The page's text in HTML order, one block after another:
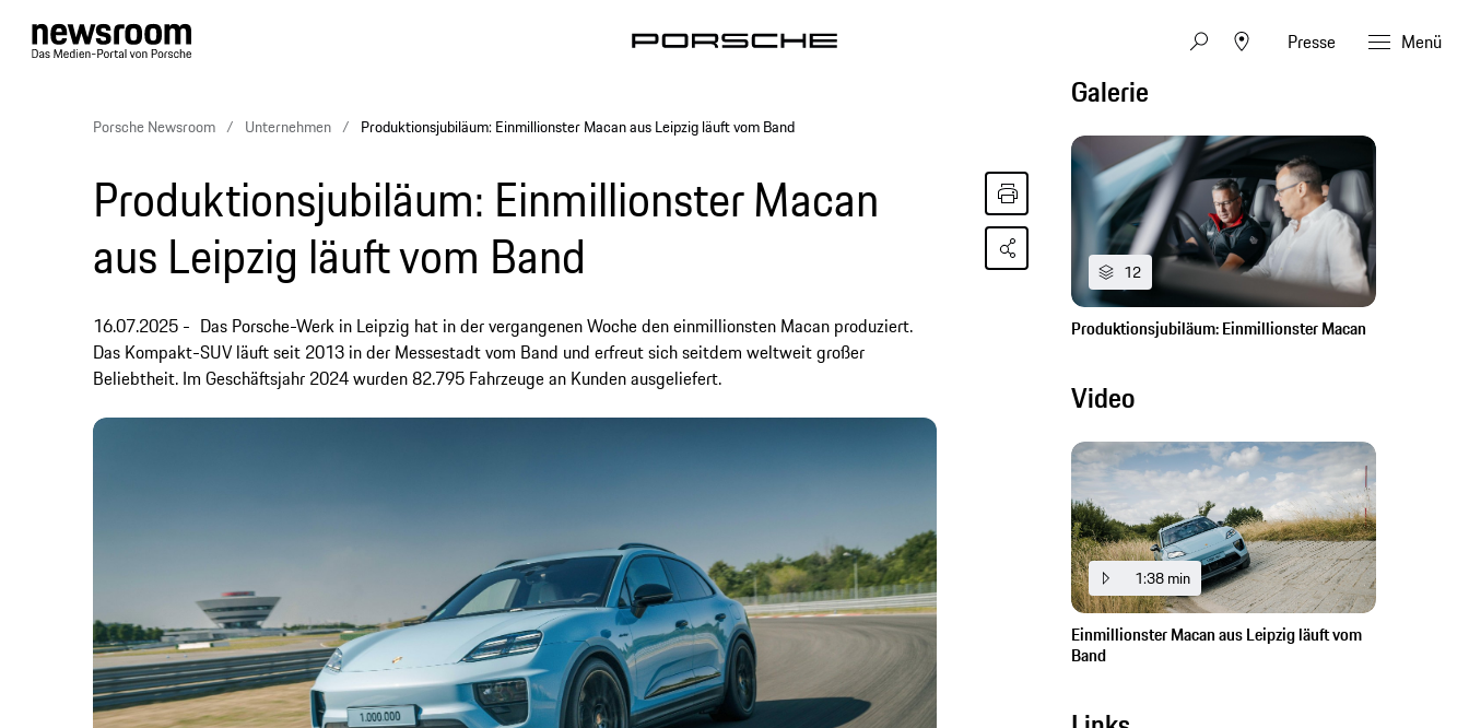
Presse Menü
Porsche Newsroom Unternehmen Produktionsjubiläum: Einmillionster Macan aus Leipzig läuft vom Band
Produktionsjubiläum: Einmillionster Macan
aus Leipzig läuft vom Band
16.07.2025
Das Porsche-Werk in Leipzig hat in der vergangenen Woche den einmillionsten Macan produziert.
Das Kompakt-SUV läuft seit 2013 in der Messestadt vom Band und erfreut sich seitdem weltweit großer
Beliebtheit. Im Geschäftsjahr 2024 wurden 82.795 Fahrzeuge an Kunden ausgeliefert.
Galerie
12
Produktionsjubiläum: Einmillionster Macan
Video
1:38 min
Einmillionster Macan aus Leipzig läuft vom
Band